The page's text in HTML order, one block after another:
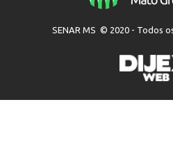
SENAR MS © 2020 - Todos